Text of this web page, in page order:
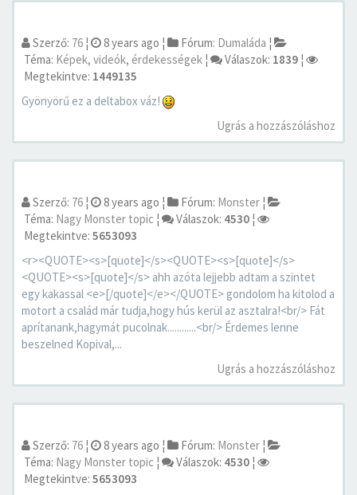
Szerző: 76 ¦ 8 years ago ¦ Fórum: Dumaláda ¦
Téma: Képek, videók, érdekességek ¦ Válaszok: 1839 ¦
Megtekintve: 1449135
Gyönyörű ez a deltabox váz!
Ugrás a hozzászóláshoz
Szerző: 76 ¦ 8 years ago ¦ Fórum: Monster ¦
Téma: Nagy Monster topic ¦ Válaszok: 4530 ¦
Megtekintve: 5653093
<r><QUOTE><s>[quote]</s><QUOTE><s>[quote]</s>
<QUOTE><s>[quote]</s> ahh azóta lejjebb adtam a szintet
egy kakassal <e>[/quote]</e></QUOTE> gondolom ha kitolod a
motort a család már tudja,hogy hús kerül az asztalra!<br/> Fát
aprítanank,hagymát pucolnak............<br/> Érdemes lenne
beszelned Kopival,...
Ugrás a hozzászóláshoz
Szerző: 76 ¦ 8 years ago ¦ Fórum: Monster ¦
Téma: Nagy Monster topic ¦ Válaszok: 4530 ¦
Megtekintve: 5653093